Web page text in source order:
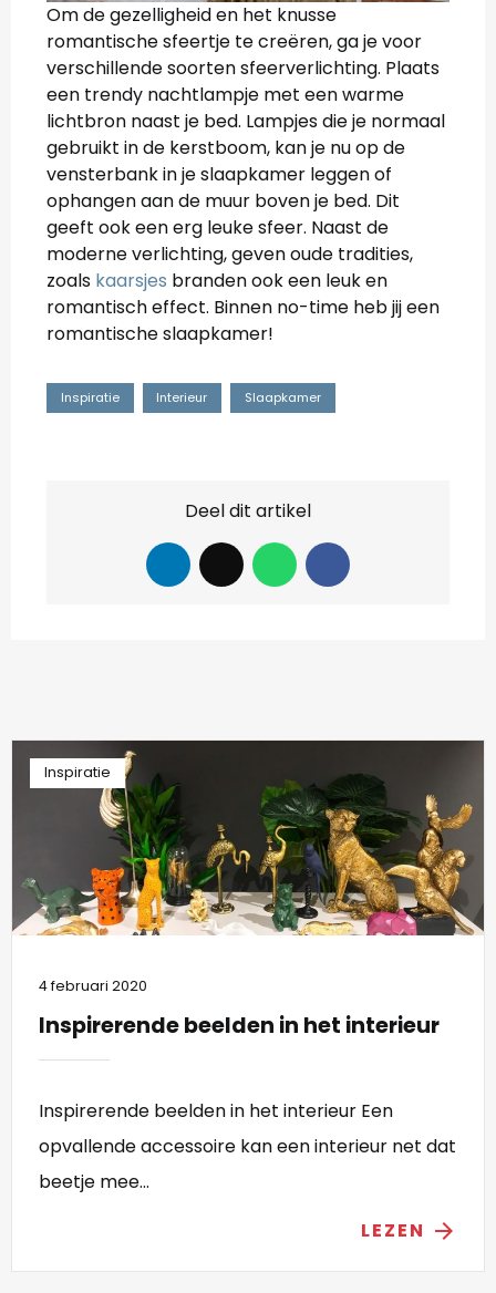
Om de gezelligheid en het knusse
romantische sfeertje te creëren, ga je voor
verschillende soorten sfeerverlichting. Plaats
een trendy nachtlampje met een warme
lichtbron naast je bed. Lampjes die je normaal
gebruikt in de kerstboom, kan je nu op de
vensterbank in je slaapkamer leggen of
ophangen aan de muur boven je bed. Dit
geeft ook een erg leuke sfeer. Naast de
moderne verlichting, geven oude tradities,
zoals kaarsjes branden ook een leuk en
romantisch effect. Binnen no-time heb jij een
romantische slaapkamer!
Inspiratie Interieur Slaapkamer
Deel dit artikel
Inspiratie
4 februari 2020
Inspirerende beelden in het interieur
Inspirerende beelden in het interieur Een
opvallende accessoire kan een interieur net dat
beetje mee...
LEZEN arrow_forward